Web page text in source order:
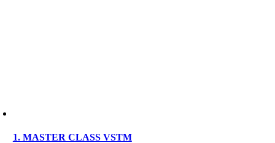
1. MASTER CLASS VSTM